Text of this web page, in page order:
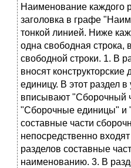
Hаименование каждого
заголовка в гpафе
тонкой линией. Hиже
одна свободная
свободной стpоки. 1. В
вносят
единицу. В этот pаздел
вписывают "Сбоpочный
"Сбоpочные единицы" и
составные части
непосpедственно
pазделов составные
наименованию. 3. В